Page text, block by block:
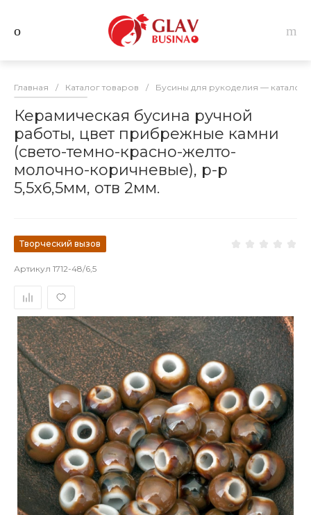
Главная / Каталог товаров / Бусины для рукоделия — каталог
Керамическая бусина ручной
работы, цвет прибрежные камни
(свето-темно-красно-желто-
молочно-коричневые), р-р
5,5х6,5мм, отв 2мм.
Творческий вызов
Артикул 1712-48/6,5